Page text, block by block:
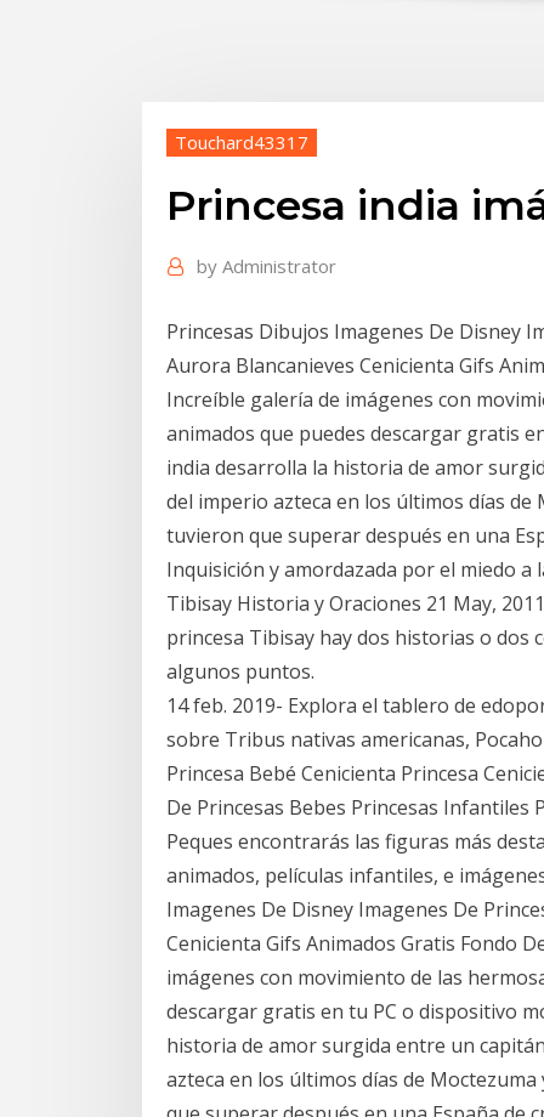
Touchard43317
Princesa india
by Administrator
Princesas Dibujos Imagenes De Disney
Aurora Blancanieves Cenicienta Gifs
Increíble galería de imágenes con
animados que puedes descargar gratis
india desarrolla la historia de amor
del imperio azteca en los últimos días
tuvieron que superar después en una
Inquisición y amordazada por el miedo
Tibisay Historia y Oraciones 21 May,
princesa Tibisay hay dos historias o dos
algunos puntos.
14 feb. 2019- Explora el tablero de
sobre Tribus nativas americanas,
Princesa Bebé Cenicienta Princesa
De Princesas Bebes Princesas
Peques encontrarás las figuras más
animados, películas infantiles, e
Imagenes De Disney Imagenes De
Cenicienta Gifs Animados Gratis Fondo
imágenes con movimiento de las
descargar gratis en tu PC o dispositivo
historia de amor surgida entre un
azteca en los últimos días de